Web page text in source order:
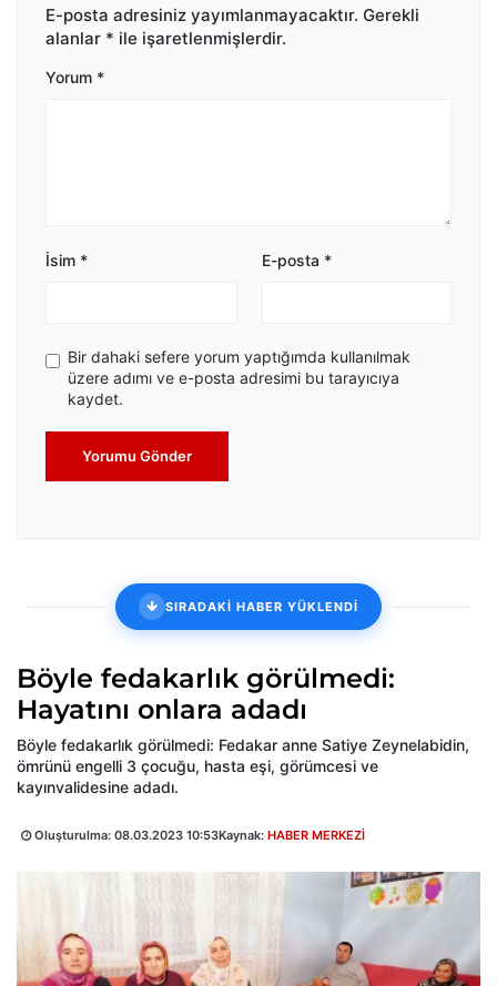
E-posta adresiniz yayımlanmayacaktır. Gerekli
alanlar * ile işaretlenmişlerdir.
Yorum *
İsim * E-posta *
Bir dahaki sefere yorum yaptığımda kullanılmak
üzere adımı ve e-posta adresimi bu tarayıcıya
kaydet.
Yorumu Gönder
SIRADAKİ HABER YÜKLENDİ
Böyle fedakarlık görülmedi:
Hayatını onlara adadı
Böyle fedakarlık görülmedi: Fedakar anne Satiye Zeynelabidin,
ömrünü engelli 3 çocuğu, hasta eşi, görümcesi ve
kayınvalidesine adadı.
Oluşturulma: 08.03.2023 10:53Kaynak: HABER MERKEZİ